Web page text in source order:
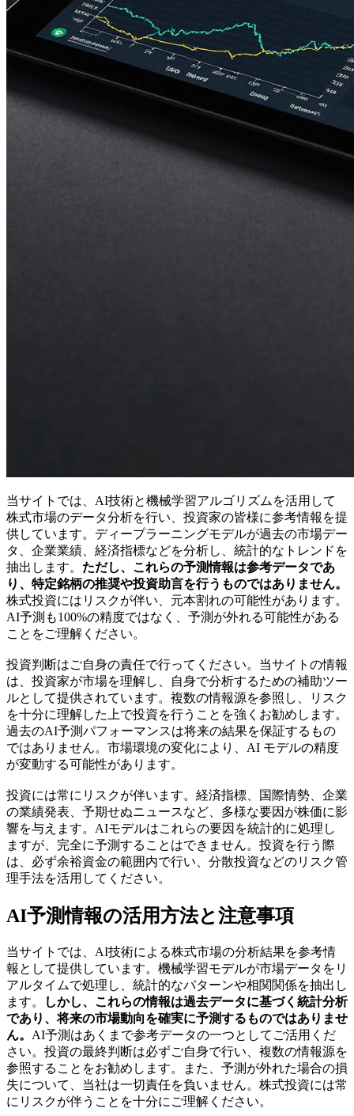
当サイトでは、AI技術と機械学習アルゴリズムを活用して
株式市場のデータ分析を行い、投資家の皆様に参考情報を提
供しています。ディープラーニングモデルが過去の市場デー
タ、企業業績、経済指標などを分析し、統計的なトレンドを
抽出します。 ただし、これらの予測情報は参考データであ
り、特定銘柄の推奨や投資助言を行うものではありません。
株式投資にはリスクが伴い、元本割れの可能性があります。
AI予測も100%の精度ではなく、予測が外れる可能性がある
ことをご理解ください。
投資判断はご自身の責任で行ってください。当サイトの情報
は、投資家が市場を理解し、自身で分析するための補助ツー
ルとして提供されています。複数の情報源を参照し、リスク
を十分に理解した上で投資を行うことを強くお勧めします。
過去のAI予測パフォーマンスは将来の結果を保証するもの
ではありません。市場環境の変化により、AI モデルの精度
が変動する可能性があります。
投資には常にリスクが伴います。経済指標、国際情勢、企業
の業績発表、予期せぬニュースなど、多様な要因が株価に影
響を与えます。AIモデルはこれらの要因を統計的に処理し
ますが、完全に予測することはできません。投資を行う際
は、必ず余裕資金の範囲内で行い、分散投資などのリスク管
理手法を活用してください。
AI予測情報の活用方法と注意事項
当サイトでは、AI技術による株式市場の分析結果を参考情
報として提供しています。機械学習モデルが市場データをリ
アルタイムで処理し、統計的なパターンや相関関係を抽出し
ます。
しかし、これらの情報は過去データに基づく統計分析
であり、将来の市場動向を確実に予測するものではありませ
ん。 AI予測はあくまで参考データの一つとしてご活用くだ
さい。投資の最終判断は必ずご自身で行い、複数の情報源を
参照することをお勧めします。また、予測が外れた場合の損
失について、当社は一切責任を負いません。株式投資には常
にリスクが伴うことを十分にご理解ください。